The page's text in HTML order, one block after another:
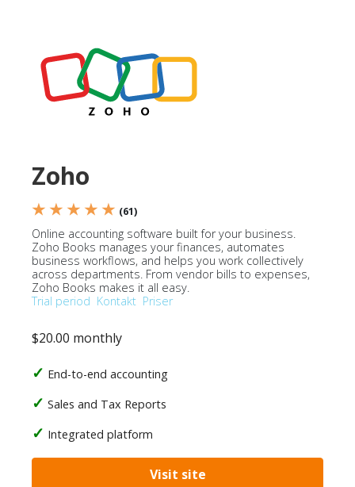
Zoho
★ ★ ★ ★ ★ (61)
Online accounting software built for your business.
Zoho Books manages your finances, automates
business workflows, and helps you work collectively
across departments. From vendor bills to expenses,
Zoho Books makes it all easy.
Trial period Kontakt Priser
$20.00 monthly
End-to-end accounting
Sales and Tax Reports
Integrated platform
Visit site